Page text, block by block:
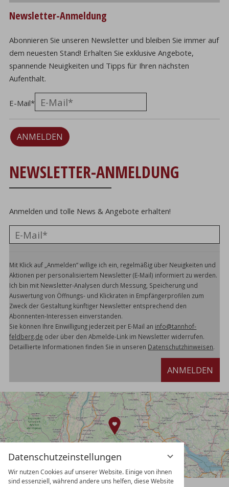
Datenschutzeinstellungen
Wir nutzen Cookies auf unserer Website. Einige von ihnen
sind essenziell, während andere uns helfen, diese Website
Newsletter-Anmeldung
Abonnieren Sie unseren Newsletter und bleiben Sie immer auf
dem neuesten Stand! Erhalten Sie exklusive Angebote,
spannende Neuigkeiten und Tipps für Ihren nächsten
Aufenthalt.
E-Mail*
ANMELDEN
NEWSLETTER-ANMELDUNG
Anmelden und tolle News & Angebote erhalten!
Mit Klick auf „Anmelden“ willige ich ein, regelmäßig über Neuigkeiten und
Aktionen per personalisiertem Newsletter (E-Mail) informiert zu werden.
Ich bin mit Newsletter-Analysen durch Messung, Speicherung und
Auswertung von Öffnungs- und Klickraten in Empfängerprofilen zum
Zweck der Gestaltung künftiger Newsletter entsprechend den
Abonnenten-Interessen einverstanden.
Sie können Ihre Einwilligung jederzeit per E-Mail an info@tannhof-
feldberg.de oder über den Abmelde-Link im Newsletter widerrufen.
Detaillierte Informationen finden Sie in unseren Datenschutzhinweisen.
ANMELDEN